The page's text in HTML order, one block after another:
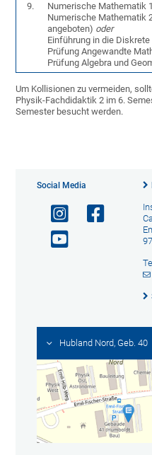
9. Numerische Mathematik
Numerische Mathematik
angeboten) oder
Einführung in die
Prüfung Angewandte
Prüfung Algebra und
Um Kollisionen zu vermeiden,
Physik-Fachdidaktik 2 im 6.
Semester besucht werden.
Social Media
Hubland Nord, Geb. 40